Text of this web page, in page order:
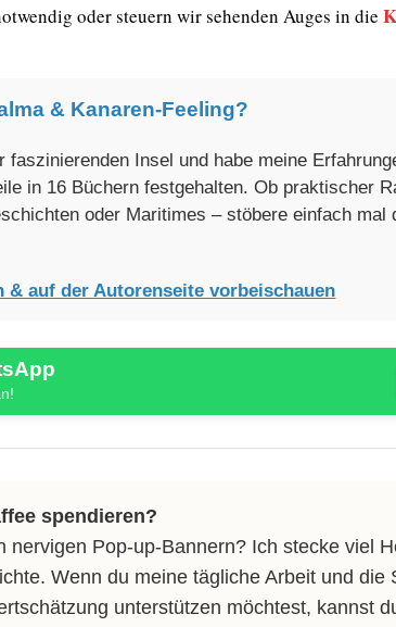
oder steuern wir sehenden Auges in die
& Kanaren-Feeling?
Insel und habe meine
in 16 Büchern festgehalten. Ob praktischer
oder Maritimes – stöbere einfach mal
& auf der Autorenseite vorbeischauen
spendieren?
nervigen Pop-up-Bannern? Ich stecke viel
Wenn du meine tägliche Arbeit und die
unterstützen möchtest, kannst